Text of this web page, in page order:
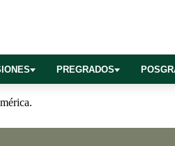
PREGRADOS